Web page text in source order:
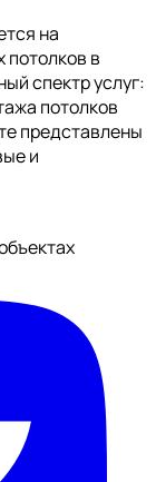
на
в
спектр услуг:
потолков
представлены
и